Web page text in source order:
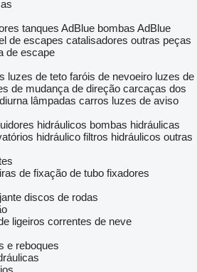
tanques AdBlue bombas AdBlue
de escapes catalisadores outras peças
de escape
luzes de teto faróis de nevoeiro luzes de
de mudança de direção carcaças dos
lâmpadas carros luzes de aviso
hidráulicos bombas hidráulicas
hidráulico filtros hidráulicos outras
de fixação de tubo fixadores
discos de rodas
ligeiros correntes de neve
e reboques